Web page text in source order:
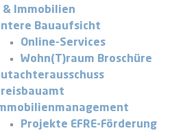
& Immobilien
Bauaufsicht
Online-Services
Wohn(T)raum Broschüre
Projekte EFRE-Förderung